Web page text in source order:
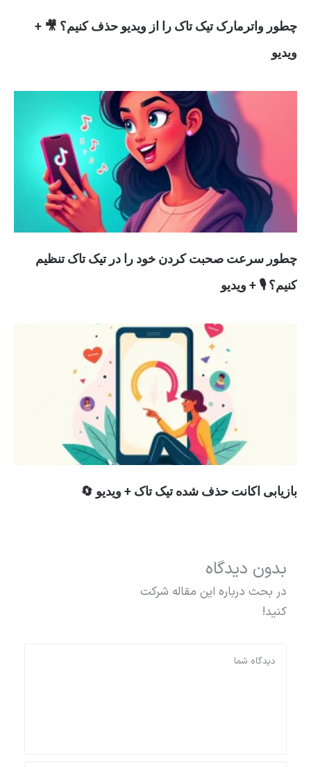
چطور واترمارک تیک تاک را از ویدیو حذف کنیم؟ 🎥 +
ویدیو
چطور سرعت صحبت کردن خود را در تیک تاک تنظیم
کنیم؟ 🎙️ + ویدیو
بازیابی اکانت حذف شده تیک تاک + ویدیو 🔄
بدون دیدگاه
در بحث درباره این مقاله شرکت
کنید!